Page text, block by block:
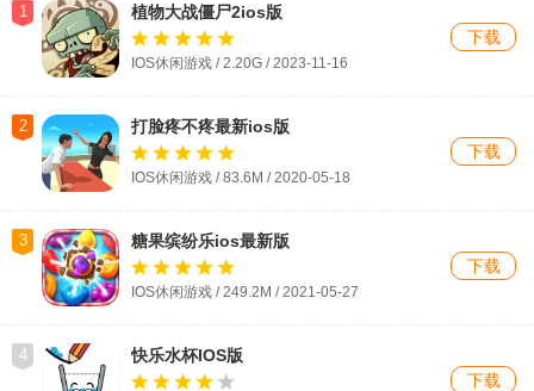
1 植物大战僵尸2ios版
IOS休闲游戏 / 2.20G / 2023-11-16
下载
2 打脸疼不疼最新ios版
IOS休闲游戏 / 83.6M / 2020-05-18
下载
3 糖果缤纷乐ios最新版
IOS休闲游戏 / 249.2M / 2021-05-27
下载
4 快乐水杯IOS版
下载